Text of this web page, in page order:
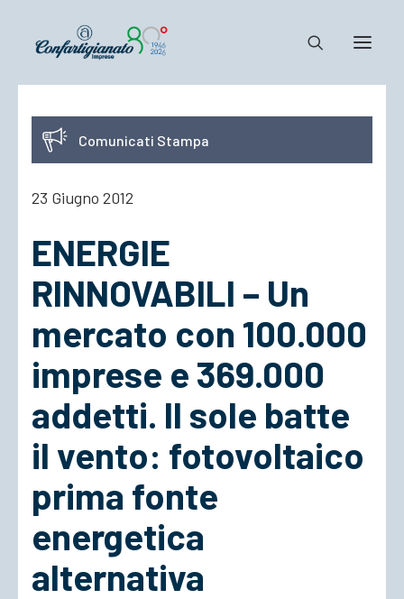
Notizie e Documenti
Confartigianato
Cosa Facciamo
ACCEDI
Comunicati Stampa
23 Giugno 2012
ENERGIE
RINNOVABILI – Un
mercato con 100.000
imprese e 369.000
addetti. Il sole batte
il vento: fotovoltaico
prima fonte
energetica
alternativa